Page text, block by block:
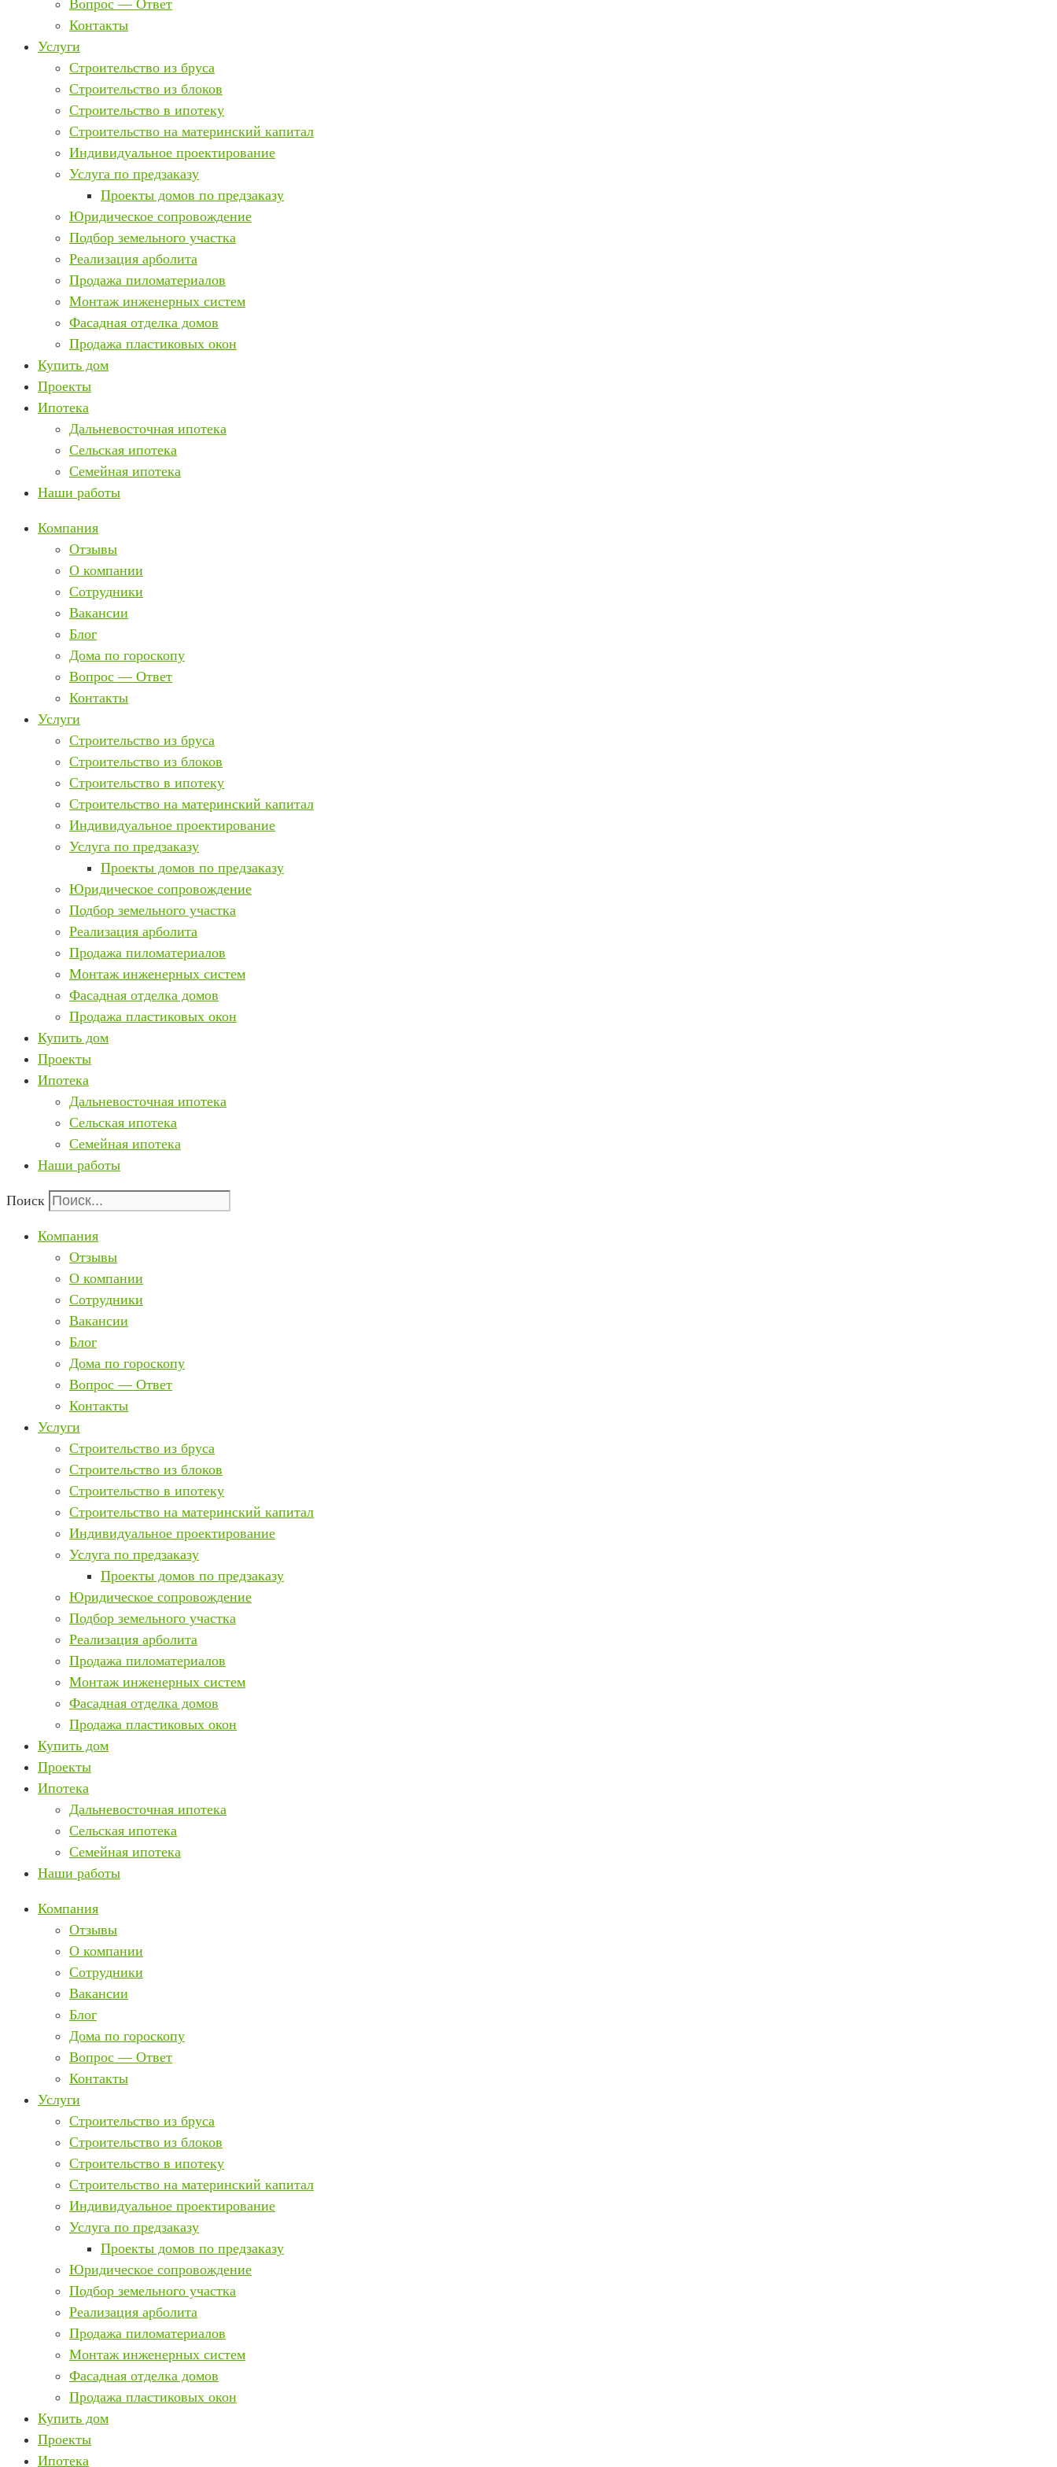
Вопрос — Ответ
Контакты
Услуги
Строительство из бруса
Строительство из блоков
Строительство в ипотеку
Строительство на материнский капитал
Индивидуальное проектирование
Услуга по предзаказу
Проекты домов по предзаказу
Юридическое сопровождение
Подбор земельного участка
Реализация арболита
Продажа пиломатериалов
Монтаж инженерных систем
Фасадная отделка домов
Продажа пластиковых окон
Купить дом
Проекты
Ипотека
Дальневосточная ипотека
Сельская ипотека
Семейная ипотека
Наши работы
Компания
Отзывы
О компании
Сотрудники
Вакансии
Блог
Дома по гороскопу
Вопрос — Ответ
Контакты
Услуги
Строительство из бруса
Строительство из блоков
Строительство в ипотеку
Строительство на материнский капитал
Индивидуальное проектирование
Услуга по предзаказу
Проекты домов по предзаказу
Юридическое сопровождение
Подбор земельного участка
Реализация арболита
Продажа пиломатериалов
Монтаж инженерных систем
Фасадная отделка домов
Продажа пластиковых окон
Купить дом
Проекты
Ипотека
Дальневосточная ипотека
Сельская ипотека
Семейная ипотека
Наши работы
Поиск
Компания
Отзывы
О компании
Сотрудники
Вакансии
Блог
Дома по гороскопу
Вопрос — Ответ
Контакты
Услуги
Строительство из бруса
Строительство из блоков
Строительство в ипотеку
Строительство на материнский капитал
Индивидуальное проектирование
Услуга по предзаказу
Проекты домов по предзаказу
Юридическое сопровождение
Подбор земельного участка
Реализация арболита
Продажа пиломатериалов
Монтаж инженерных систем
Фасадная отделка домов
Продажа пластиковых окон
Купить дом
Проекты
Ипотека
Дальневосточная ипотека
Сельская ипотека
Семейная ипотека
Наши работы
Компания
Отзывы
О компании
Сотрудники
Вакансии
Блог
Дома по гороскопу
Вопрос — Ответ
Контакты
Услуги
Строительство из бруса
Строительство из блоков
Строительство в ипотеку
Строительство на материнский капитал
Индивидуальное проектирование
Услуга по предзаказу
Проекты домов по предзаказу
Юридическое сопровождение
Подбор земельного участка
Реализация арболита
Продажа пиломатериалов
Монтаж инженерных систем
Фасадная отделка домов
Продажа пластиковых окон
Купить дом
Проекты
Ипотека